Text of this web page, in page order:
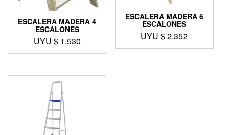
ESCALERA MADERA 4
ESCALONES
UYU $ 1.530
ESCALERA MADERA 6
ESCALONES
UYU $2.352